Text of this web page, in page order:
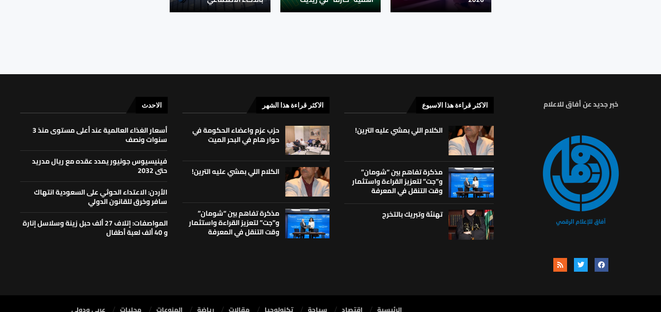
خبر جديد عن أفاق للاعلام الاكثر قراءة هذا الاسبوع
الكلام اللي بمشي عليه الترين!
مذكرة تفاهم بين “شومان”
و”جت” لتعزيز القراءة واستثمار
وقت التنقل في المعرفة
تهنئة وتبريك بالتخرج
الاكثر قراءة هذا الشهر
حزب عزم واعضاء الحكومة في
حوار هام في البحر الميت
الكلام اللي بمشي عليه الترين!
مذكرة تفاهم بين “شومان”
و”جت” لتعزيز القراءة واستثمار
وقت التنقل في المعرفة
الاحدث
أسعار الغذاء العالمية عند أعلى مستوى منذ 3
سنوات ونصف
فينيسيوس جونيور يمدد عقده مع ريال مدريد
حتى 2032
الأردن: الاعتداء الحوثي على السعودية انتهاك
سافر وخرق للقانون الدولي
المواصفات: إتلاف 27 ألف حبل زينة وسلاسل إنارة
و 40 ألف لعبة أطفال
الرئيسية ⁠اقتصاد سياحة تكنولوجيا مقالات رياضة المنوعات محليات ⁠عربي ودولي